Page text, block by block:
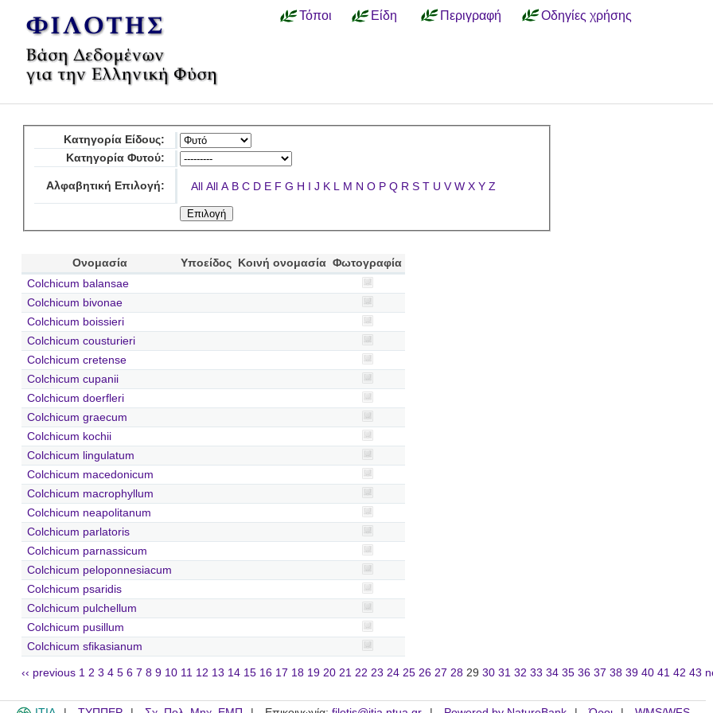
Τόποι Είδη Περιγραφή Οδηγίες χρήσης
Κατηγορία Είδους:
Κατηγορία Φυτού:
Αλφαβητική Επιλογή: All All A B C D E F G H I J K L M N O P Q R S T U V W X Y Z
Ονομασία Υποείδος Κοινή ονομασία Φωτογραφία
Colchicum balansae
Colchicum bivonae
Colchicum boissieri
Colchicum cousturieri
Colchicum cretense
Colchicum cupanii
Colchicum doerfleri
Colchicum graecum
Colchicum kochii
Colchicum lingulatum
Colchicum macedonicum
Colchicum macrophyllum
Colchicum neapolitanum
Colchicum parlatoris
Colchicum parnassicum
Colchicum peloponnesiacum
Colchicum psaridis
Colchicum pulchellum
Colchicum pusillum
Colchicum sfikasianum
‹‹ previous 1 2 3 4 5 6 7 8 9 10 11 12 13 14 15 16 17 18 19 20 21 22 23 24 25 26 27 28 29 30 31 32 33 34 35 36 37 38 39 40 41 42 43